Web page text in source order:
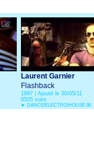
Laurent Garnier
Flashback
1997 | Ajouté le 30/05/11
6505 vues
► DANCE/ELECTRO/HOUSE 90